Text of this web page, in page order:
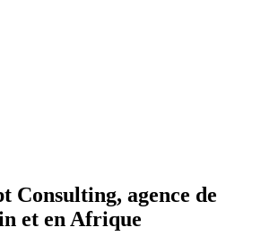
Consulting, agence de
et en Afrique